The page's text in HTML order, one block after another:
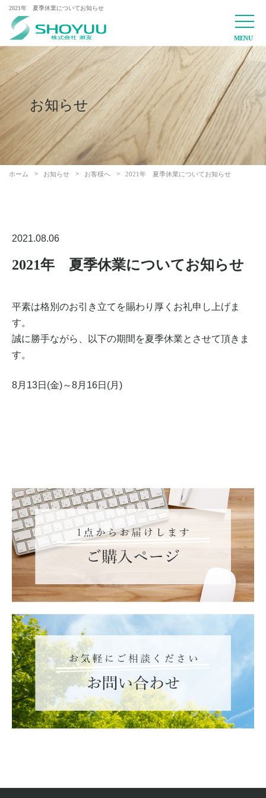
2021年 夏季休業についてお知らせ
お知らせ
ホーム お知らせ お客様へ 2021年 夏季休業についてお知らせ
2021.08.06
2021年 夏季休業についてお知らせ
平素は格別のお引き立てを賜わり厚くお礼申し上げま
す。
誠に勝手ながら、以下の期間を夏季休業とさせて頂きま
す。
8月13日(金)～8月16日(月)